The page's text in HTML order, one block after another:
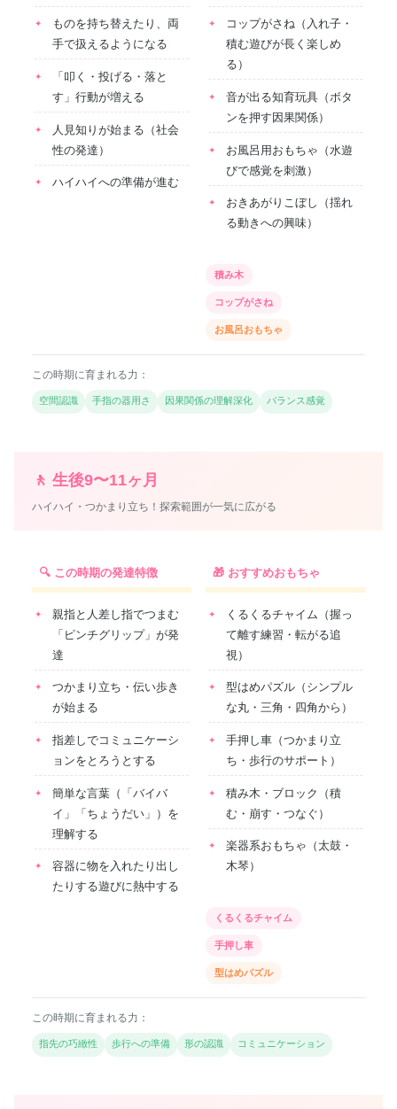
ものを持ち替えたり、両
手で扱えるようになる
「叩く・投げる・落と
す」行動が増える
人見知りが始まる（社会
性の発達）
ハイハイへの準備が進む
コップがさね（入れ子・
積む遊びが長く楽しめ
る）
音が出る知育玩具（ボタ
ンを押す因果関係）
お風呂用おもちゃ（水遊
びで感覚を刺激）
おきあがりこぼし（揺れ
る動きへの興味）
積み木
コップがさね
お風呂おもちゃ
この時期に育まれる力：
空間認識 手指の器用さ 因果関係の理解深化 バランス感覚
🚶 生後9〜11ヶ月
ハイハイ・つかまり立ち！探索範囲が一気に広がる
🔍 この時期の発達特徴
親指と人差し指でつまむ
「ピンチグリップ」が発
達
つかまり立ち・伝い歩き
が始まる
指差しでコミュニケーシ
ョンをとろうとする
簡単な言葉（「バイバ
イ」「ちょうだい」）を
理解する
容器に物を入れたり出し
たりする遊びに熱中する
🎁 おすすめおもちゃ
くるくるチャイム（握っ
て離す練習・転がる追
視）
型はめパズル（シンプル
な丸・三角・四角から）
手押し車（つかまり立
ち・歩行のサポート）
積み木・ブロック（積
む・崩す・つなぐ）
楽器系おもちゃ（太鼓・
木琴）
くるくるチャイム
手押し車
型はめパズル
この時期に育まれる力：
指先の巧緻性 歩行への準備 形の認識 コミュニケーション